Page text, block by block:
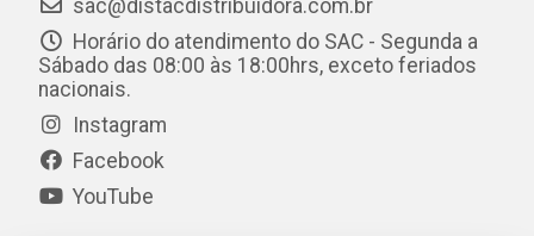
sac@distacdistribuidora.com.br
Horário do atendimento do SAC - Segunda a
Sábado das 08:00 às 18:00hrs, exceto feriados
nacionais.
Instagram
Facebook
YouTube